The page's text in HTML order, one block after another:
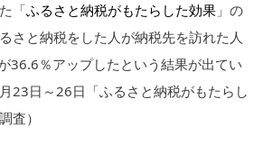
「ふるさと納税がもたらした効果」の
さと納税をした人が納税先を訪れた人
36.6％アップしたという結果が出てい
23日～26日「ふるさと納税がもたらし
査）